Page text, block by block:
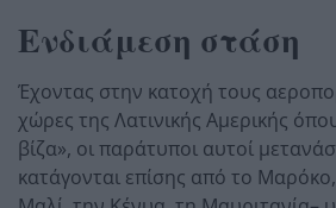
Ενδιάμεση στάση
Έχοντας στην κατοχή τους
χώρες της Λατινικής Αμερικής
βίζα», οι παράτυποι αυτοί
κατάγονται επίσης από το